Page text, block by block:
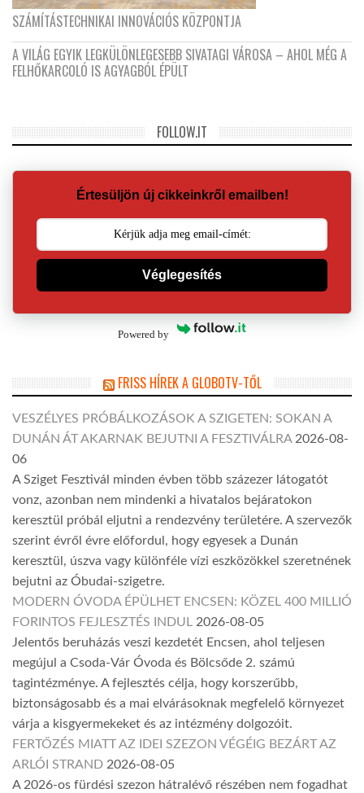
SZÁMÍTÁSTECHNIKAI INNOVÁCIÓS KÖZPONTJA
A VILÁG EGYIK LEGKÜLÖNLEGESEBB SIVATAGI VÁROSA – AHOL MÉG A
FELHŐKARCOLÓ IS AGYAGBÓL ÉPÜLT
FOLLOW.IT
Értesüljön új cikkeinkről emailben!
Véglegesítés
Powered by
FRISS HÍREK A GLOBOTV-TŐL
VESZÉLYES PRÓBÁLKOZÁSOK A SZIGETEN: SOKAN A
DUNÁN ÁT AKARNAK BEJUTNI A FESZTIVÁLRA 2026-08-
06
A Sziget Fesztivál minden évben több százezer látogatót
vonz, azonban nem mindenki a hivatalos bejáratokon
keresztül próbál eljutni a rendezvény területére. A szervezők
szerint évről évre előfordul, hogy egyesek a Dunán
keresztül, úszva vagy különféle vízi eszközökkel szeretnének
bejutni az Óbudai-szigetre.
MODERN ÓVODA ÉPÜLHET ENCSEN: KÖZEL 400 MILLIÓ
FORINTOS FEJLESZTÉS INDUL 2026-08-05
Jelentős beruházás veszi kezdetét Encsen, ahol teljesen
megújul a Csoda-Vár Óvoda és Bölcsőde 2. számú
tagintézménye. A fejlesztés célja, hogy korszerűbb,
biztonságosabb és a mai elvárásoknak megfelelő környezet
várja a kisgyermekeket és az intézmény dolgozóit.
FERTŐZÉS MIATT AZ IDEI SZEZON VÉGÉIG BEZÁRT AZ
ARLÓI STRAND 2026-08-05
A 2026-os fürdési szezon hátralévő részében nem fogadhat